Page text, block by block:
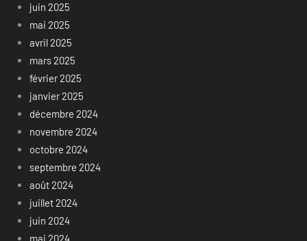
juin 2025
mai 2025
avril 2025
mars 2025
février 2025
janvier 2025
décembre 2024
novembre 2024
octobre 2024
septembre 2024
août 2024
juillet 2024
juin 2024
mai 2024